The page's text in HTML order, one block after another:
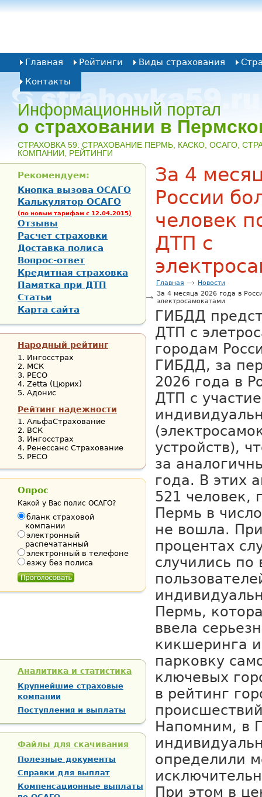
Информационный портал
о страховании в
CТРАХОВКА 59: СТРАХОВАНИЕ ПЕРМЬ, КАСКО, ОСАГО,
КОМПАНИИ, РЕЙТИНГИ
Главная Рейтинги Виды страхования
Контакты
За 4
России
человек
ДТП с
Главная
Новости
За 4 месяца 2026 года в
электросамокатами
ГИБДД
ДТП с
городам
ГИБДД, за
2026 года в
ДТП с
устройств),
за
года. В этих
521 человек,
Пермь в
не вошла.
процентах
случились по
Пермь,
ввела
кикшеринга
парковку
ключевых
в рейтинг
Напомним, в
определили
При этом в
Рекомендуем:
Кнопка вызова ОСАГО
Калькулятор ОСАГО
(по новым тарифам с 12.04.2015)
Отзывы
Расчет страховки
Доставка полиса
Вопрос-ответ
Кредитная страховка
Памятка при ДТП
Статьи
Карта сайта
Народный рейтинг
Ингосстрах
МСК
РЕСО
Zetta (Цюрих)
Адонис
Рейтинг надежности
АльфаСтрахование
ВСК
Ингосстрах
Ренессанс Страхование
РЕСО
Опрос
Какой у Вас полис ОСАГО?
бланк страховой
компании
электронный
распечатанный
электронный в телефоне
езжу без полиса
Аналитика и статистика
Крупнейшие страховые
компании
Поступления и выплаты
Файлы для скачивания
Полезные документы
Справки для выплат
Компенсационные выплаты